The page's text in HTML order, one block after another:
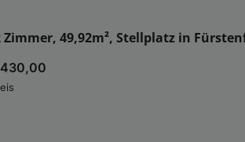
49,92m², Stellplatz in